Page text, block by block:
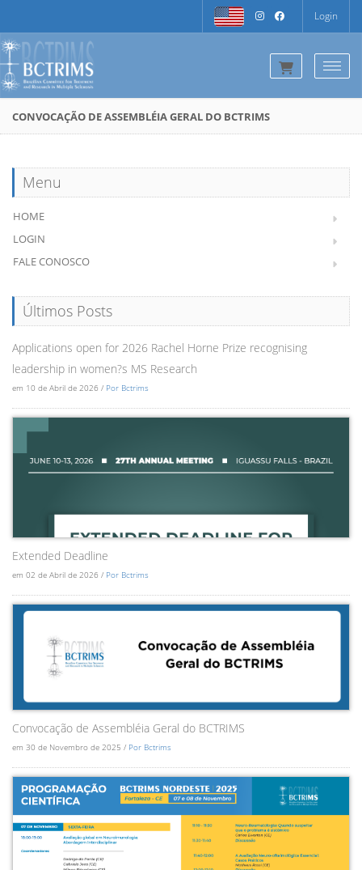
Login
CONVOCAÇÃO DE ASSEMBLÉIA GERAL DO BCTRIMS
Menu
HOME
LOGIN
FALE CONOSCO
Últimos Posts
Applications open for 2026 Rachel Horne Prize recognising
leadership in women?s MS Research
em 10 de Abril de 2026 / Por Bctrims
Extended Deadline
em 02 de Abril de 2026 / Por Bctrims
Convocação de Assembléia Geral do BCTRIMS
em 30 de Novembro de 2025 / Por Bctrims